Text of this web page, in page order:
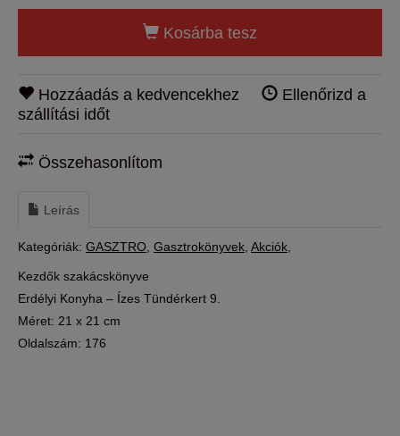
Kosárba tesz
Hozzáadás a kedvencekhez
Ellenőrizd a
szállítási időt
Összehasonlítom
Leírás
Kategóriák: GASZTRO Gasztrokönyvek Akciók
Kezdők szakácskönyve
Erdélyi Konyha – Ízes Tündérkert 9.
Méret: 21 x 21 cm
Oldalszám: 176